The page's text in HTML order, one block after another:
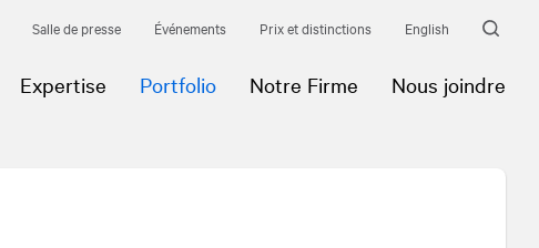
Salle de presse Événements Prix et distinctions English
Expertise Portfolio Notre Firme Nous joindre